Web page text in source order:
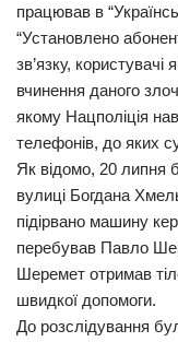
працював в
“Установлено
зв’язку,
вчинення даного
якому Нацполіція
телефонів, до яких
Як відомо, 20 липня
вулиці Богдана
підірвано машину
перебував Павло
Шеремет отримав
швидкої допомоги.
До розслідування